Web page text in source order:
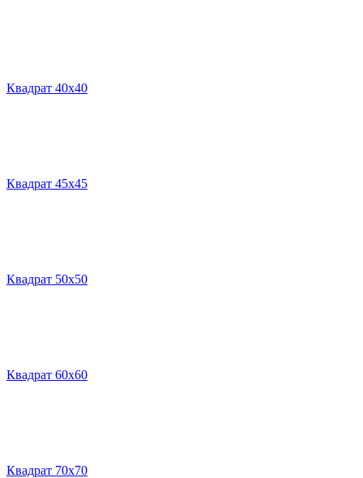
Квадрат 40х40
Квадрат 45х45
Квадрат 50х50
Квадрат 60х60
Квадрат 70х70